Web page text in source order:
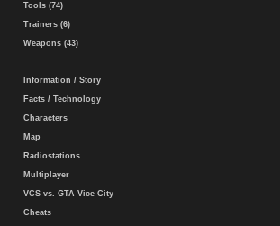
Tools (74)
Trainers (6)
Weapons (43)
Information / Story
Facts / Technology
Characters
Map
Radiostations
Multiplayer
VCS vs. GTA Vice City
Cheats